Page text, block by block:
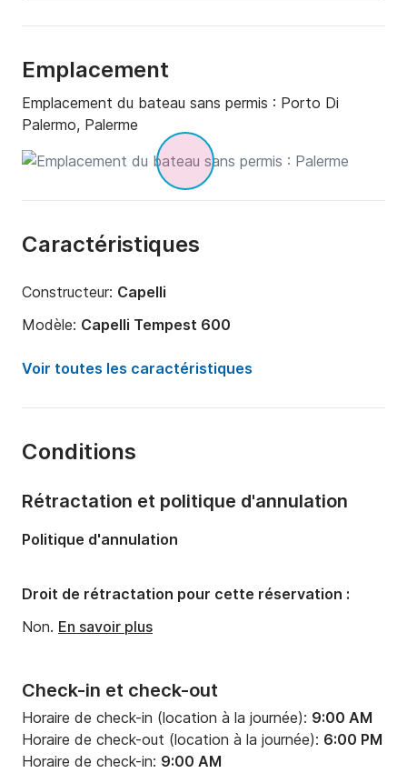
Emplacement
Emplacement du bateau sans permis : Porto Di
Palermo, Palerme
Caractéristiques
Constructeur: Capelli
Modèle: Capelli Tempest 600
Puissance moteur:
40cv
Capacité à bord:
Voir toutes les caractéristiques
Conditions
Check-in et check-out
Horaire de check-in (location à la journée): 9:00 AM
Horaire de check-out (location à la journée): 6:00 PM
Horaire de check-in: 9:00 AM
Rétractation et politique d'annulation
Politique d'annulation
Droit de rétractation pour cette réservation :
Non. En savoir plus